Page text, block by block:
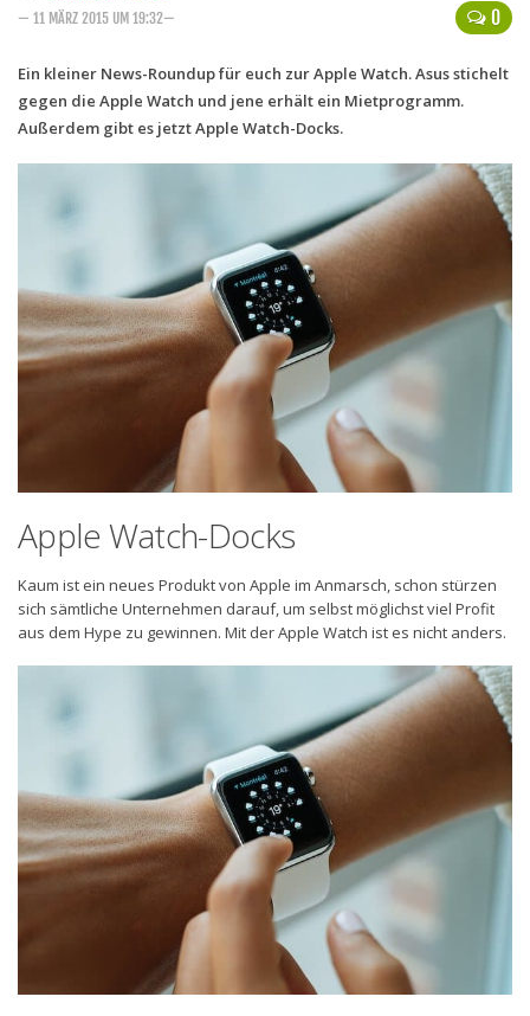
Handytarife
Smartphonetarife
Datentarife
Prepaid-Tarife
Datentarife
Flatrate-Prepaidtarife
Mobilfunk-Vergleichsrechner
Mobilfunk-Tarifrechner
Flatrate-Datentarife
0
— 11 MÄRZ 2015 UM 19:32—
Ein kleiner News-Roundup für euch zur Apple Watch. Asus stichelt
gegen die Apple Watch und jene erhält ein Mietprogramm.
Außerdem gibt es jetzt Apple Watch-Docks.
Apple Watch-Docks
Kaum ist ein neues Produkt von Apple im Anmarsch, schon stürzen
sich sämtliche Unternehmen darauf, um selbst möglichst viel Profit
aus dem Hype zu gewinnen. Mit der Apple Watch ist es nicht anders.